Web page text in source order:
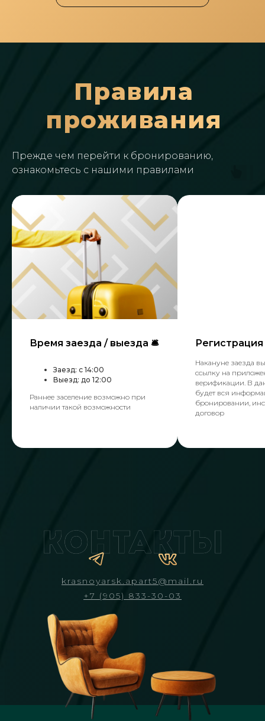
Правила
проживания
Прежде чем перейти к бронированию,
ознакомьтесь с нашими правилами
Время заезда / выезда 🛎
Заезд: с 14:00
Выезд: до 12:00
Раннее заселение возможно при
наличии такой возможности
Накануне заезда
ссылку на
верификации. В
будет вся
бронировании,
договор
krasnoyarsk.apart5@mail.ru
+7 (905) 833-30-03